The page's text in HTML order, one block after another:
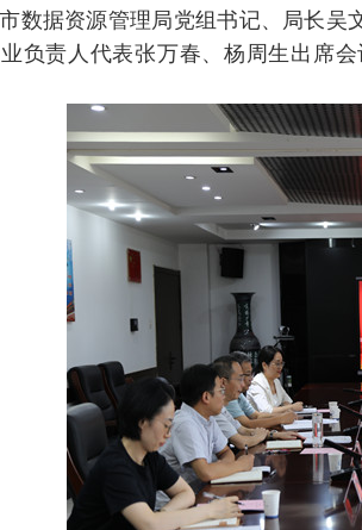
数据资源管理局党组书记、局长吴
负责人代表张万春、杨周生出席